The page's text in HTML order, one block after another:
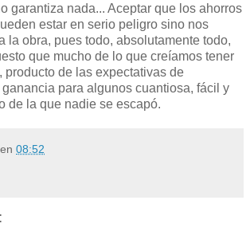
garantiza nada... Aceptar que los ahorros
estar en serio peligro sino nos
la obra, pues todo, absolutamente todo,
que mucho de lo que creíamos tener
producto de las expectativas de
para algunos cuantiosa, fácil y
de la que nadie se escapó.
en 08:52